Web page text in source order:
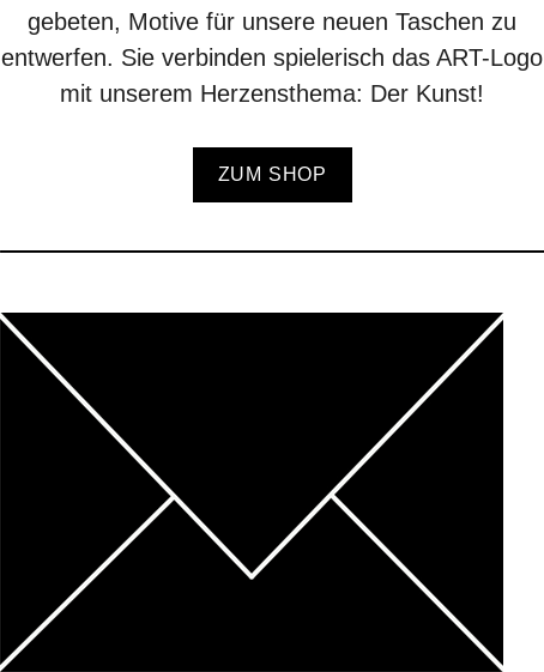
gebeten, Motive für unsere neuen Taschen zu
entwerfen. Sie verbinden spielerisch das ART-Logo
mit unserem Herzensthema: Der Kunst!
ZUM SHOP